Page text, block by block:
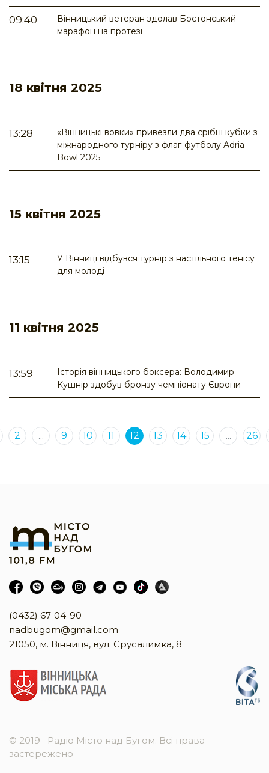
09:40
Вінницький ветеран здолав Бостонський
марафон на протезі
18 квітня 2025
13:28
«Вінницькі вовки» привезли два срібні кубки з
міжнародного турніру з флаг-футболу Adria
Bowl 2025
15 квітня 2025
13:15
У Вінниці відбувся турнір з настільного тенісу
для молоді
11 квітня 2025
13:59
Історія вінницького боксера: Володимир
Кушнір здобув бронзу чемпіонату Європи
2 ... 9 10 11 12 13 14 15 ... 26
(0432) 67-04-90
nadbugom@gmail.com
21050, м. Вінниця, вул. Єрусалимка, 8
© 2019
Радіо Місто над Бугом. Всі права
застережено